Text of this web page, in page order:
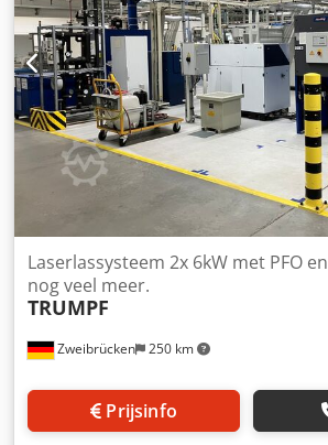
Zweibrücken 250 km
Laserlassysteem 2x 6kW met PFO en
nog veel meer.
TRUMPF
Prijsinfo